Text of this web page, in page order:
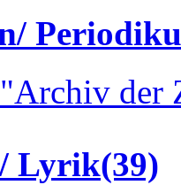
der
Lyrik(39)